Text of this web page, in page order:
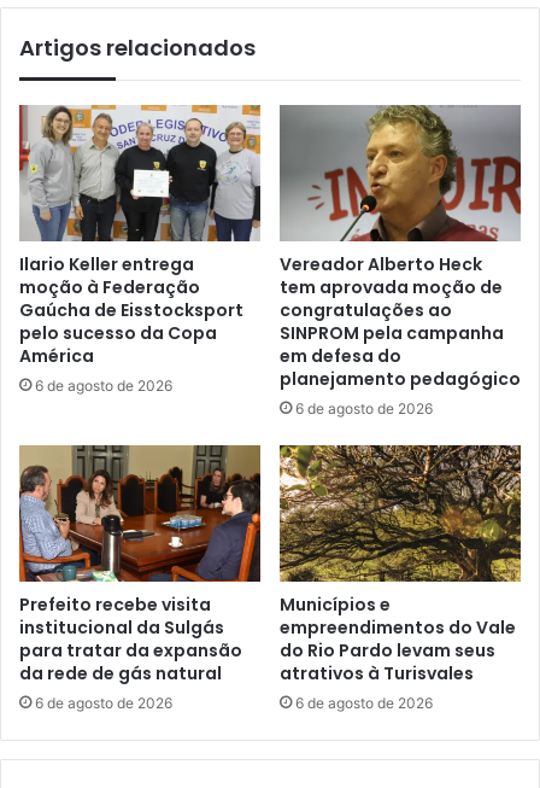
Artigos relacionados
Ilario Keller entrega
moção à Federação
Gaúcha de Eisstocksport
pelo sucesso da Copa
América
6 de agosto de 2026
Vereador Alberto Heck
tem aprovada moção de
congratulações ao
SINPROM pela campanha
em defesa do
planejamento pedagógico
6 de agosto de 2026
Prefeito recebe visita
institucional da Sulgás
para tratar da expansão
da rede de gás natural
6 de agosto de 2026
Municípios e
empreendimentos do Vale
do Rio Pardo levam seus
atrativos à Turisvales
6 de agosto de 2026